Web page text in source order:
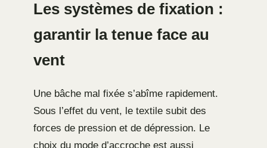
Les systèmes de fixation :
garantir la tenue face au
vent
Une bâche mal fixée s’abîme rapidement.
Sous l’effet du vent, le textile subit des
forces de pression et de dépression. Le
choix du mode d’accroche est aussi